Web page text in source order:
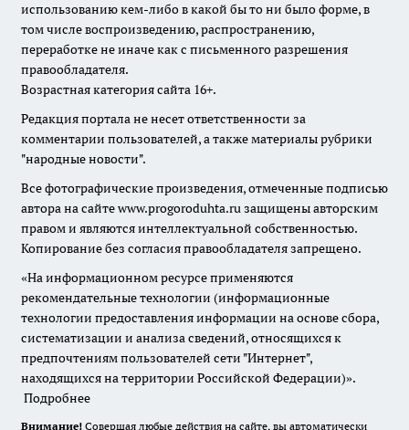
использованию кем-либо в какой бы то ни было форме, в
том числе воспроизведению, распространению,
переработке не иначе как с письменного разрешения
правообладателя.
Возрастная категория сайта 16+.
Редакция портала не несет ответственности за
комментарии пользователей, а также материалы рубрики
"народные новости".
Все фотографические произведения, отмеченные подписью
автора на сайте www.progoroduhta.ru защищены авторским
правом и являются интеллектуальной собственностью.
Копирование без согласия правообладателя запрещено.
«На информационном ресурсе применяются
рекомендательные технологии (информационные
технологии предоставления информации на основе сбора,
систематизации и анализа сведений, относящихся к
предпочтениям пользователей сети "Интернет",
находящихся на территории Российской Федерации)».
Подробнее
Внимание! Совершая любые действия на сайте, вы автоматически